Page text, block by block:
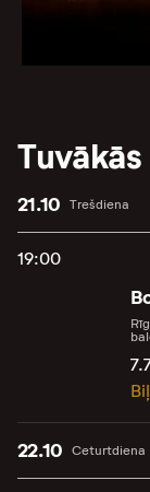
Trešdiena
21.10
19:00
7.7
Ceturtdiena
22.10